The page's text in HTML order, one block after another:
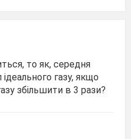
то як, середня
ідеального газу, якщо
збільшити в 3 рази?